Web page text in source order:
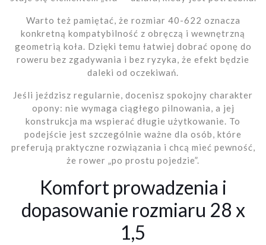
Warto też pamiętać, że rozmiar 40-622 oznacza
konkretną kompatybilność z obręczą i wewnętrzną
geometrią koła. Dzięki temu łatwiej dobrać oponę do
roweru bez zgadywania i bez ryzyka, że efekt będzie
daleki od oczekiwań.
Jeśli jeździsz regularnie, docenisz spokojny charakter
opony: nie wymaga ciągłego pilnowania, a jej
konstrukcja ma wspierać długie użytkowanie. To
podejście jest szczególnie ważne dla osób, które
preferują praktyczne rozwiązania i chcą mieć pewność,
że rower „po prostu pojedzie”.
Komfort prowadzenia i
dopasowanie rozmiaru 28 x
1,5